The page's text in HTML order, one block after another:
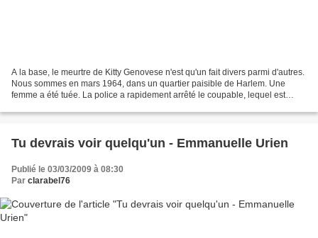
A la base, le meurtre de Kitty Genovese n'est qu'un fait divers parmi d'autres.
Nous sommes en mars 1964, dans un quartier paisible de Harlem. Une
femme a été tuée. La police a rapidement arrêté le coupable, lequel est
Tu devrais voir quelqu'un - Emmanuelle Urien
Publié le 03/03/2009 à 08:30
Par clarabel76